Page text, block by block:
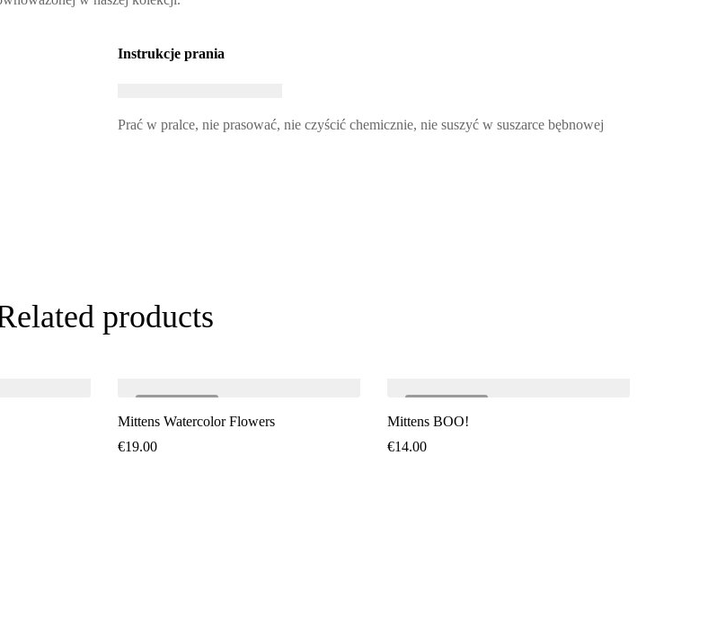
Instrukcje prania
Prać w pralce, nie prasować, nie czyścić chemicznie, nie suszyć w suszarce bębnowej
products
Mittens Watercolor Flowers
€19.00
Mittens BOO!
€14.00